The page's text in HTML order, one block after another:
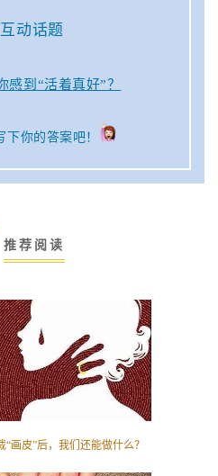
动话题
感到“活着真好”？
你的答案吧！
推荐阅读
画皮”后，我们还能做什么？